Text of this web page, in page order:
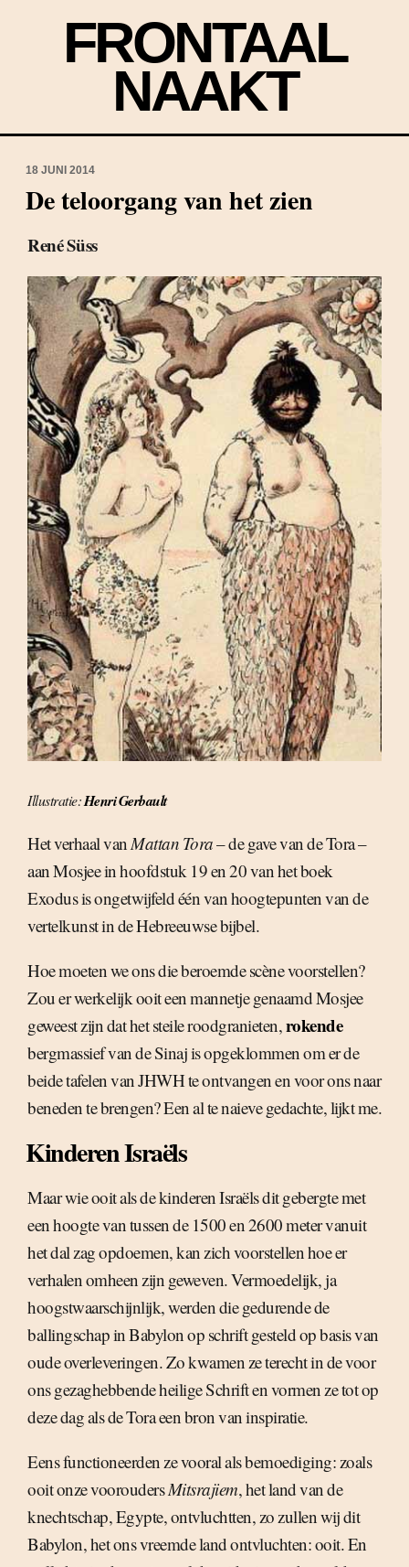
FRONTAAL
NAAKT
18 JUNI 2014
De teloorgang van het zien
René Süss
Illustratie:Henri Gerbault
Het verhaal van Mattan Tora– de gave van de Tora –
aan Mosjee in hoofdstuk 19 en 20 van het boek
Exodus is ongetwijfeld één van hoogtepunten van de
vertelkunst in de Hebreeuwse bijbel.
Hoe moeten we ons die beroemde scène voorstellen?
Zou er werkelijk ooit een mannetje genaamd Mosjee
geweest zijn dat het steile roodgranieten,rokende
bergmassief van de Sinaj is opgeklommen om er de
beide tafelen van JHWH te ontvangen en voor ons naar
beneden te brengen? Een al te naieve gedachte, lijkt me.
Kinderen Israëls
Maar wie ooit als de kinderen Israëls dit gebergte met
een hoogte van tussen de 1500 en 2600 meter vanuit
het dal zag opdoemen, kan zich voorstellen hoe er
verhalen omheen zijn geweven. Vermoedelijk, ja
hoogstwaarschijnlijk, werden die gedurende de
ballingschap in Babylon op schrift gesteld op basis van
oude overleveringen. Zo kwamen ze terecht in de voor
ons gezaghebbende heilige Schrift en vormen ze tot op
deze dag als de Tora een bron van inspiratie.
Eens functioneerden ze vooral als bemoediging: zoals
ooit onze vooroudersMitsrajiem, het land van de
knechtschap, Egypte, ontvluchtten, zo zullen wij dit
Babylon, het ons vreemde land ontvluchten: ooit. En